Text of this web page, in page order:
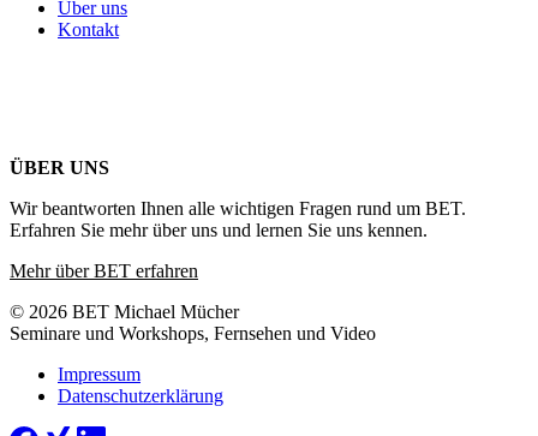
Über uns
Kontakt
ÜBER UNS
Wir beantworten Ihnen alle wichtigen Fragen rund um BET.
Erfahren Sie mehr über uns und lernen Sie uns kennen.
Mehr über BET erfahren
© 2026 BET Michael Mücher
Seminare und Workshops, Fernsehen und Video
Impressum
Datenschutzerklärung